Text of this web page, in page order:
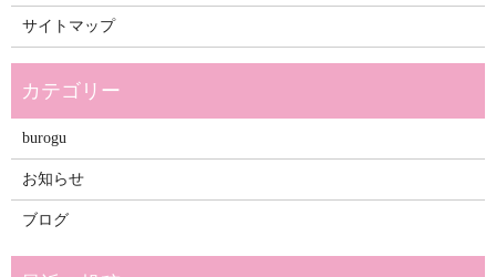
サイトマップ
burogu
お知らせ
ブログ